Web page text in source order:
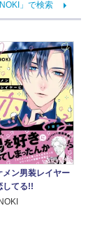
」で検索
メン男装レイヤー
してる!!